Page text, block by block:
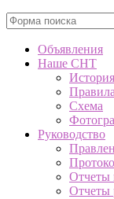
Объявления
Наше СНТ
Правила
Схема
Руководство
Отчеты
Отчеты